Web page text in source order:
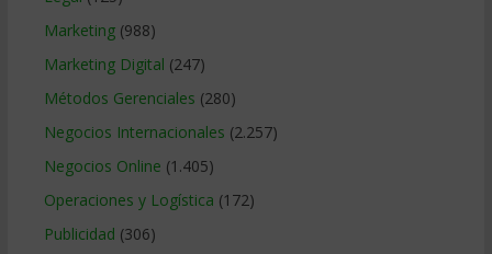
Marketing(988)
Marketing Digital (247)
Métodos Gerenciales (280)
Negocios Internacionales (2.257)
Negocios Online (1.405)
Operaciones y Logística (172)
Publicidad (306)